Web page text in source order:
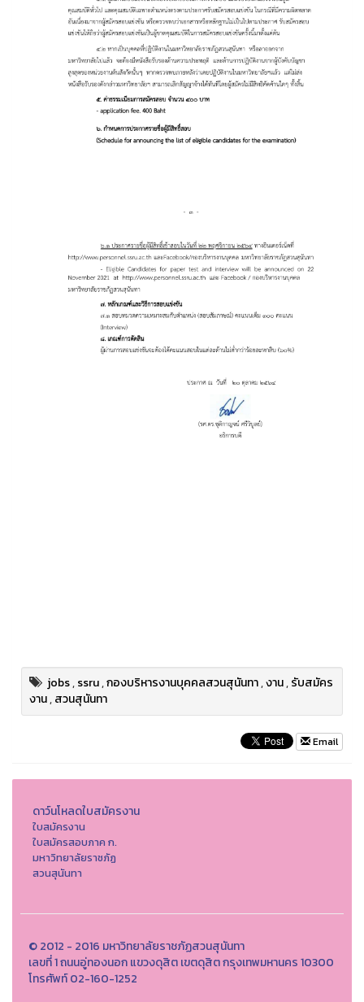
jobs,ssru,กองบริหารงานบุคคลสวนสุนันทา,งาน,รับสมัคร
งาน,สวนสุนันทา
Email
ดาว์นโหลดใบสมัครงาน
ใบสมัครงาน
ใบสมัครสอบภาค ก.
มหาวิทยาลัยราชภัฏ
สวนสุนันทา
© 2012 - 2016 มหาวิทยาลัยราชภัฏสวนสุนันทา
เลขที่ 1 ถนนอู่ทองนอก แขวงดุสิต เขตดุสิต กรุงเทพมหานคร 10300
โทรศัพท์ 02-160-1252